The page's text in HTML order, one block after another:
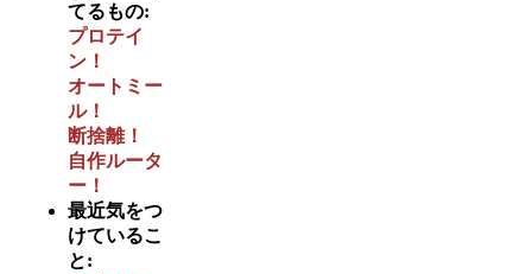
てるもの:
プロテイ
ン！
オートミー
ル！
断捨離！
自作ルータ
ー！
最近気をつ
けているこ
と: